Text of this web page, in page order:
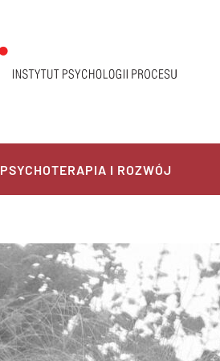
PSYCHOTERAPIA I ROZWÓJ